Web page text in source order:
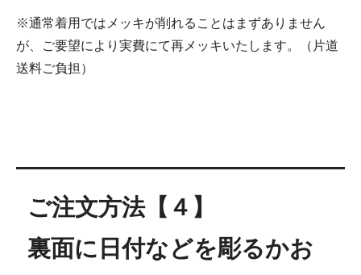
※通常着用ではメッキが削れることはまずありません
が、ご要望により実費にて再メッキいたします。（片道
送料ご負担）
ご注文方法【４】
裏面に日付などを彫るかお